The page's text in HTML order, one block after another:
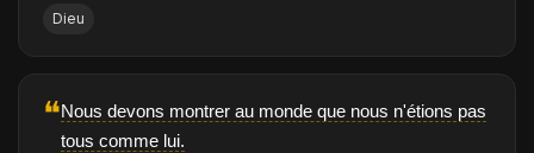
Dieu
❝Nous devons montrer au monde que nous n'étions pas
tous comme lui.